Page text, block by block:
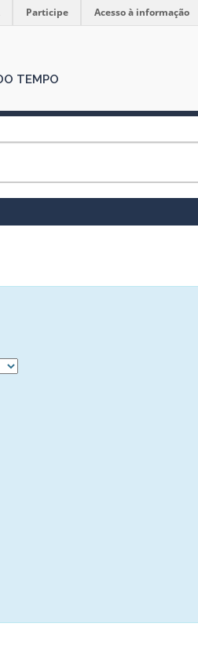
Participe Acesso à informação
TEMPO